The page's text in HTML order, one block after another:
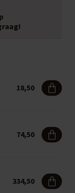
18,50
74,50
334,50